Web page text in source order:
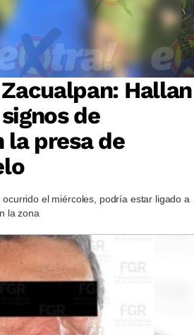
Hallan
de
la presa de
el miércoles, podría estar ligado a
la zona